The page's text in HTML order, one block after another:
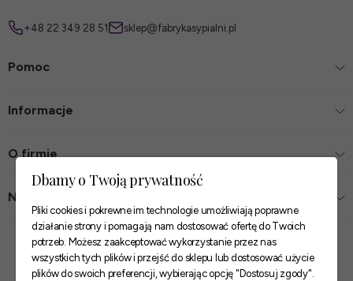
+48 22 349 28 51 sklep@fabrykasypialni.pl
Pomoc
Informacje
O firmie
Nasze sklepy
Zaufane płatności
Dbamy o Twoją prywatność
Pliki cookies i pokrewne im technologie umożliwiają poprawne
działanie strony i pomagają nam dostosować ofertę do Twoich
potrzeb. Możesz zaakceptować wykorzystanie przez nas
wszystkich tych plików i przejść do sklepu lub dostosować użycie
plików do swoich preferencji, wybierając opcję "Dostosuj zgody".